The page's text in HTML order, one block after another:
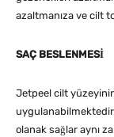
azaltmanıza ve cilt
SAÇ BESLENMESİ
Jetpeel cilt
olanak sağlar aynı